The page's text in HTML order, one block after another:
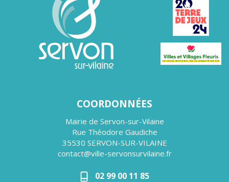
COORDONNÉES
Mairie de Servon-sur-Vilaine
Rue Théodore Gaudiche
35530 SERVON-SUR-VILAINE
contact@ville-servonsurvilaine.fr
02 99 00 11 85